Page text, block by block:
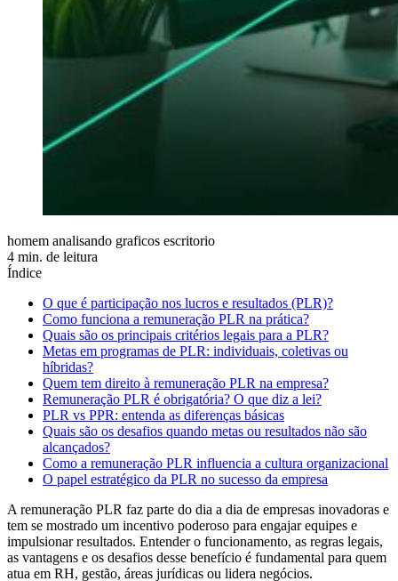
homem analisando graficos escritorio
4 min. de leitura
Índice
O que é participação nos lucros e resultados (PLR)?
Como funciona a remuneração PLR na prática?
Quais são os principais critérios legais para a PLR?
Metas em programas de PLR: individuais, coletivas ou
híbridas?
Quem tem direito à remuneração PLR na empresa?
Remuneração PLR é obrigatória? O que diz a lei?
PLR vs PPR: entenda as diferenças básicas
Quais são os desafios quando metas ou resultados não são
alcançados?
Como a remuneração PLR influencia a cultura organizacional
O papel estratégico da PLR no sucesso da empresa
A remuneração PLR faz parte do dia a dia de empresas inovadoras e
tem se mostrado um incentivo poderoso para engajar equipes e
impulsionar resultados. Entender o funcionamento, as regras legais,
as vantagens e os desafios desse benefício é fundamental para quem
atua em RH, gestão, áreas jurídicas ou lidera negócios.